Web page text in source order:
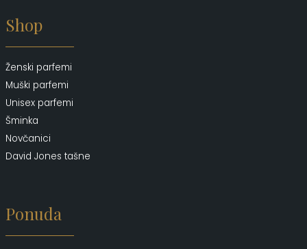
Shop
Ženski parfemi
Muški parfemi
Unisex parfemi
Šminka
Novčanici
David Jones tašne
Ponuda